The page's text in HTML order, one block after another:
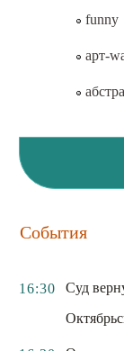
funny
арт-
События
16:30
Суд